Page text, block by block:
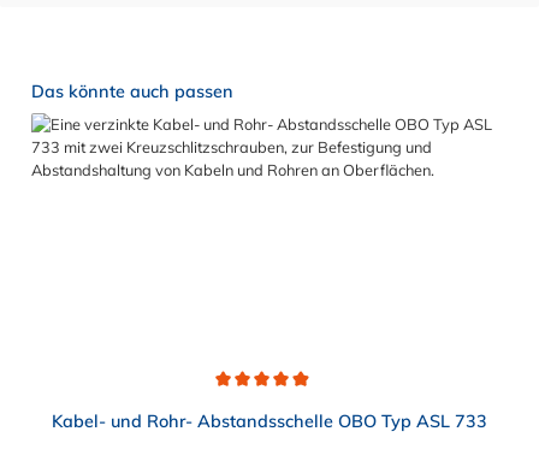
Produktgalerie überspringen
Das könnte auch passen
Kabel- und Rohr- Abstandsschelle OBO Typ ASL 733